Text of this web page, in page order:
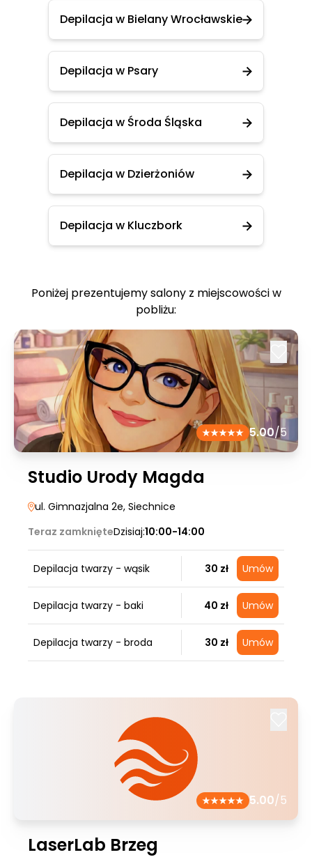
Depilacja w Bielany Wrocławskie
Depilacja w Psary
Depilacja w Środa Śląska
Depilacja w Dzierżoniów
Depilacja w Kluczbork
Poniżej prezentujemy salony z miejscowości w
pobliżu:
5.00/5
Studio Urody Magda
ul. Gimnazjalna 2e, Siechnice
Teraz zamknięteDzisiaj:10:00-14:00
Depilacja twarzy - wąsik 30 zł Umów
Depilacja twarzy - baki 40 zł Umów
Depilacja twarzy - broda 30 zł Umów
5.00/5
LaserLab Brzeg